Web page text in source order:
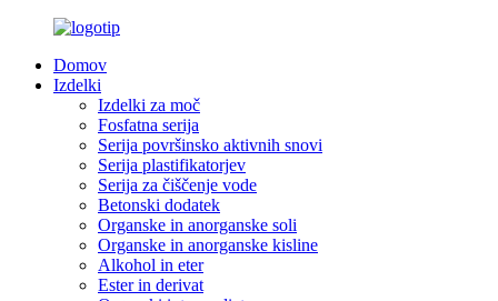
Domov
Izdelki
Izdelki za moč
Fosfatna serija
Serija površinsko aktivnih snovi
Serija plastifikatorjev
Serija za čiščenje vode
Betonski dodatek
Organske in anorganske soli
Organske in anorganske kisline
Alkohol in eter
Ester in derivat